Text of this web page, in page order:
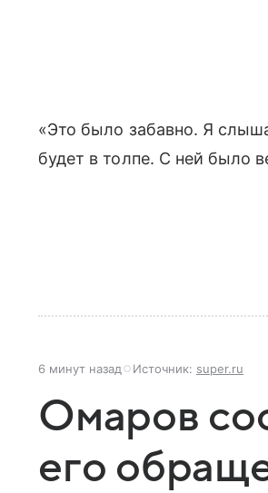
«Это было забавно. Я
будет в толпе. С ней было
6 минут назад Источник: super.ru
Омаров
его